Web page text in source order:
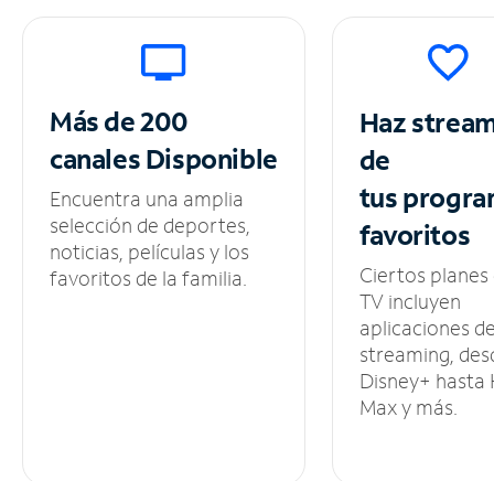
Más de 200
canalesDisponible
Encuentra una amplia
selección de deportes,
noticias, películas y los
favoritos de la familia.
Haz
de
tus
favoritos
Ciertos planes
TV incluyen
aplicaciones
streaming,
Disney+ hasta
Max y más.